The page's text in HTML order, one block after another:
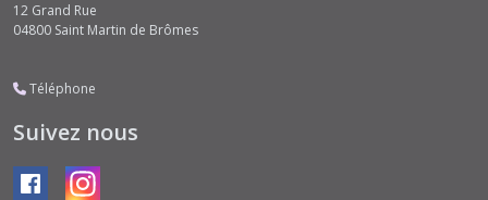
12 Grand Rue
04800 Saint Martin de Brômes
Téléphone
Suivez nous